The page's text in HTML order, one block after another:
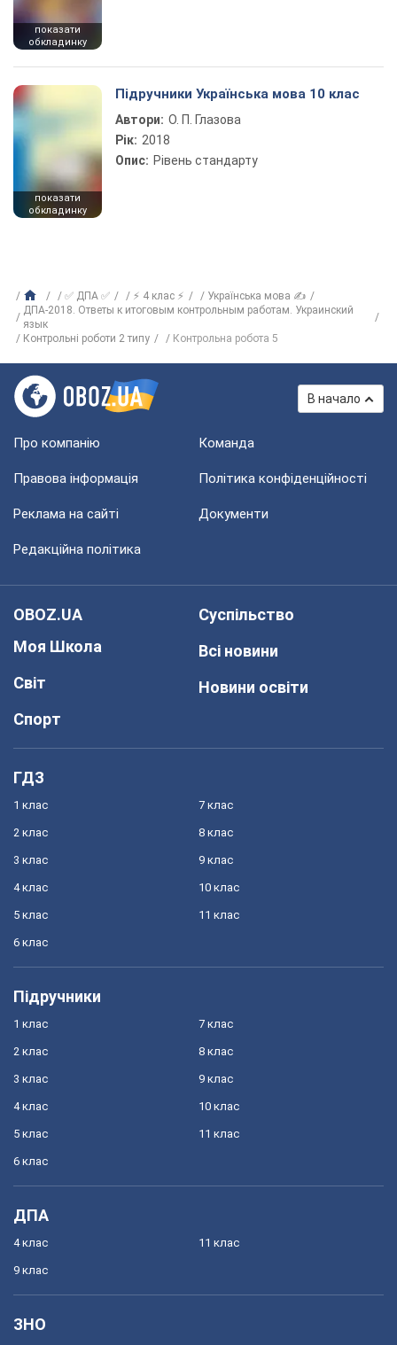
показати
обкладинку
показати
обкладинку
Підручники Українська мова 10 клас
Автори: О. П. Глазова
Рік: 2018
Опис: Рівень стандарту
✅ ДПА ✅ ⚡ 4 клас ⚡
Українська мова ✍
ДПА-2018. Ответы к итоговым контрольным работам. Украинский
язык
Контрольні роботи 2 типу
Контрольна робота 5
В начало
Про компанію Команда
Правова інформація Політика конфіденційності
Реклама на сайті Документи
Редакційна політика
OBOZ.UA
Моя Школа
Світ
Спорт
Суспільство
Всі новини
Новини освіти
ГДЗ
1 клас
2 клас
3 клас
4 клас
5 клас
6 клас
7 клас
8 клас
9 клас
10 клас
11 клас
Підручники
1 клас
2 клас
3 клас
4 клас
5 клас
6 клас
7 клас
8 клас
9 клас
10 клас
11 клас
ДПА
4 клас
9 клас
11 клас
ЗНО